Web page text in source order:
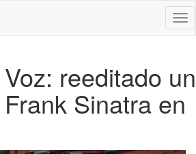
reeditado un
Sinatra en